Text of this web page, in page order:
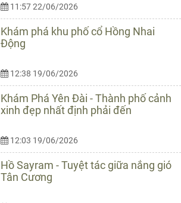
11:57 22/06/2026
Khám phá khu phố cổ Hồng Nhai
Động
12:38 19/06/2026
Khám Phá Yên Đài - Thành phố cảnh
xinh đẹp nhất định phải đến
12:03 19/06/2026
Hồ Sayram - Tuyệt tác giữa nắng gió
Tân Cương